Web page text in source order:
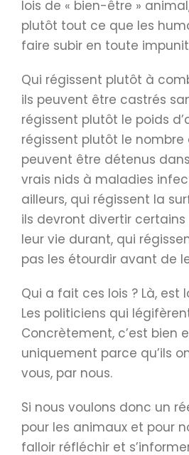
lois de « bien-être »
plutôt tout ce que les
faire subir en toute
Qui régissent plutôt à
ils peuvent être castrés
régissent plutôt le poids
régissent plutôt le nombre
peuvent être détenus
vrais nids à maladies
ailleurs, qui régissent la
ils devront divertir
leur vie durant, qui
pas les étourdir avant de
Qui a fait ces lois ? Là, est
Les politiciens qui
Concrètement, c’est bien
uniquement parce qu’ils
vous, par nous.
Si nous voulons donc un
pour les animaux et pour
falloir réfléchir et